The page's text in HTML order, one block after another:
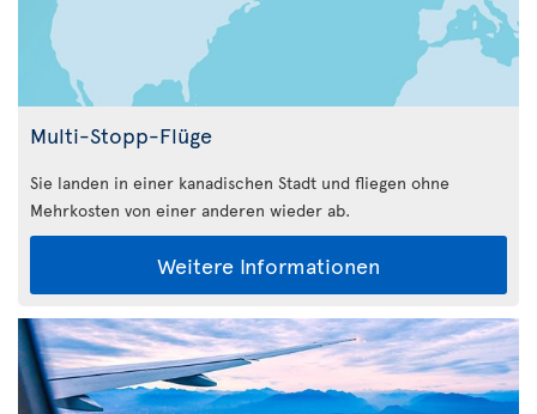
Multi-Stopp-Flüge
Sie landen in einer kanadischen Stadt und fliegen ohne
Mehrkosten von einer anderen wieder ab.
Weitere Informationen